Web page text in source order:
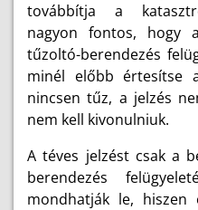
továbbítja a
nagyon fontos, hogy
tűzoltó-berendezés
minél előbb értesítse
nincsen tűz, a jelzés
nem kell kivonulniuk.
A téves jelzést csak a
berendezés
mondhatják le, hiszen